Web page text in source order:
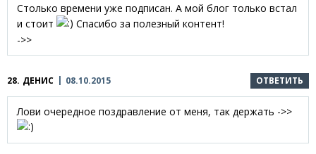
Столько времени уже подписан. А мой блог только встал
и стоит
Спасибо за полезный контент!
->>
28. ДЕНИС 08.10.2015 ОТВЕТИТЬ
Лови очередное поздравление от меня, так держать ->>